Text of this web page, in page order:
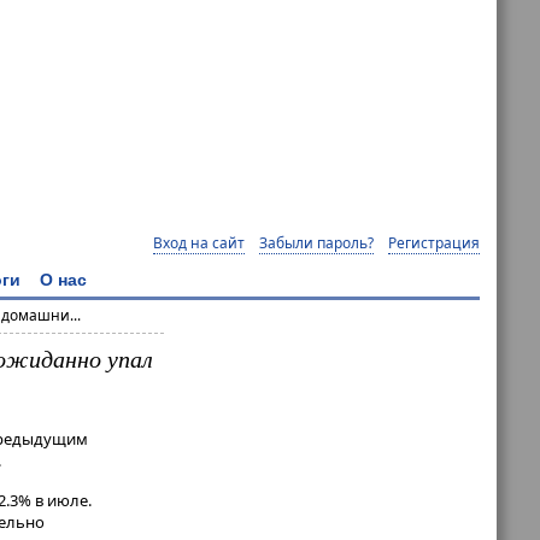
Вход на сайт Забыли пароль? Регистрация
О нас
домашни...
упал
в июле.